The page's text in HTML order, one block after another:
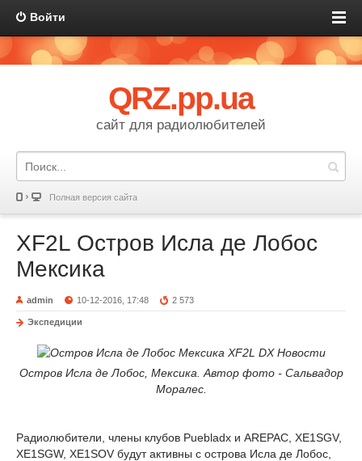
Войти
QRZ.pp.ua
сайт для радиолюбителей
Полная версия сайта
XF2L Остров Исла де Лобос
Мексика
admin 10-12-2016, 17:48 2 573
Экспедиции
Остров Исла де Лобос, Мексика. Автор фото - Сальвадор
Моралес.
Радиолюбители, члены клубов Puebladx и AREPAC, XE1SGV,
XE1SGW, XE1SOV будут активны с острова Исла де Лобос,